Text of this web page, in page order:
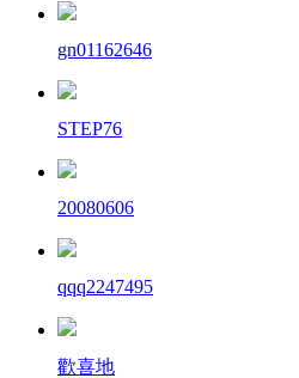
gn01162646
STEP76
20080606
qqq2247495
歡喜地